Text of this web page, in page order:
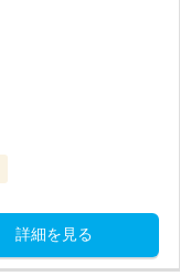
詳細を見る